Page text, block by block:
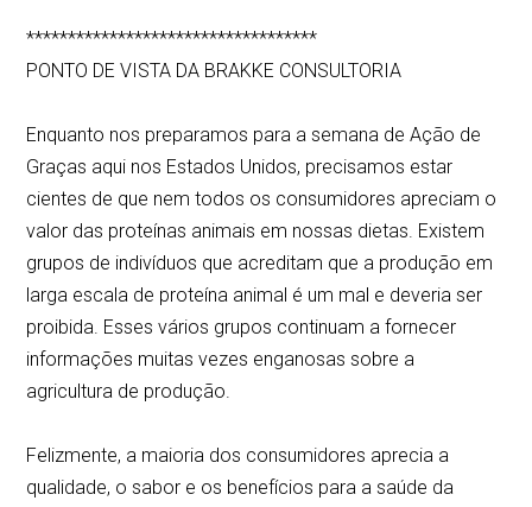
***********************************
PONTO DE VISTA DA BRAKKE CONSULTORIA
Enquanto nos preparamos para a semana de Ação de
Graças aqui nos Estados Unidos, precisamos estar
cientes de que nem todos os consumidores apreciam o
valor das proteínas animais em nossas dietas. Existem
grupos de indivíduos que acreditam que a produção em
larga escala de proteína animal é um mal e deveria ser
proibida. Esses vários grupos continuam a fornecer
informações muitas vezes enganosas sobre a
agricultura de produção.
Felizmente, a maioria dos consumidores aprecia a
qualidade, o sabor e os benefícios para a saúde da